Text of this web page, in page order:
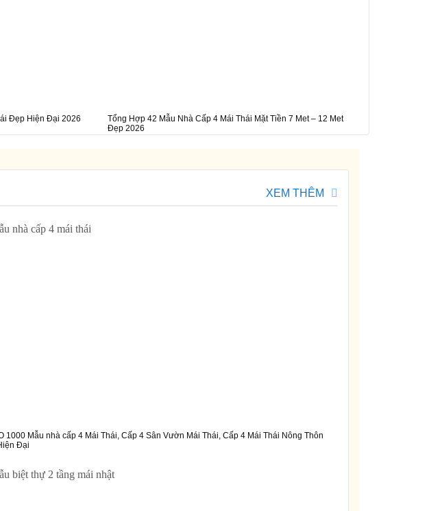
Đẹp Hiện Đại 2026
Tổng Hợp 42 Mẫu Nhà Cấp 4 Mái Thái Mặt Tiền 7 Met – 12 Met
Đẹp 2026
XEM THÊM
1000 Mẫu nhà cấp 4 Mái Thái, Cấp 4 Sân Vườn Mái Thái, Cấp 4 Mái Thái Nông Thôn
Đại